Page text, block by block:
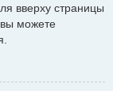
вверху страницы
можете